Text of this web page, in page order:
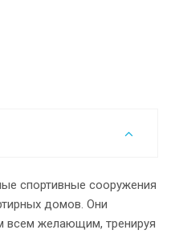
спортивные сооружения
домов. Они
всем желающим, тренируя